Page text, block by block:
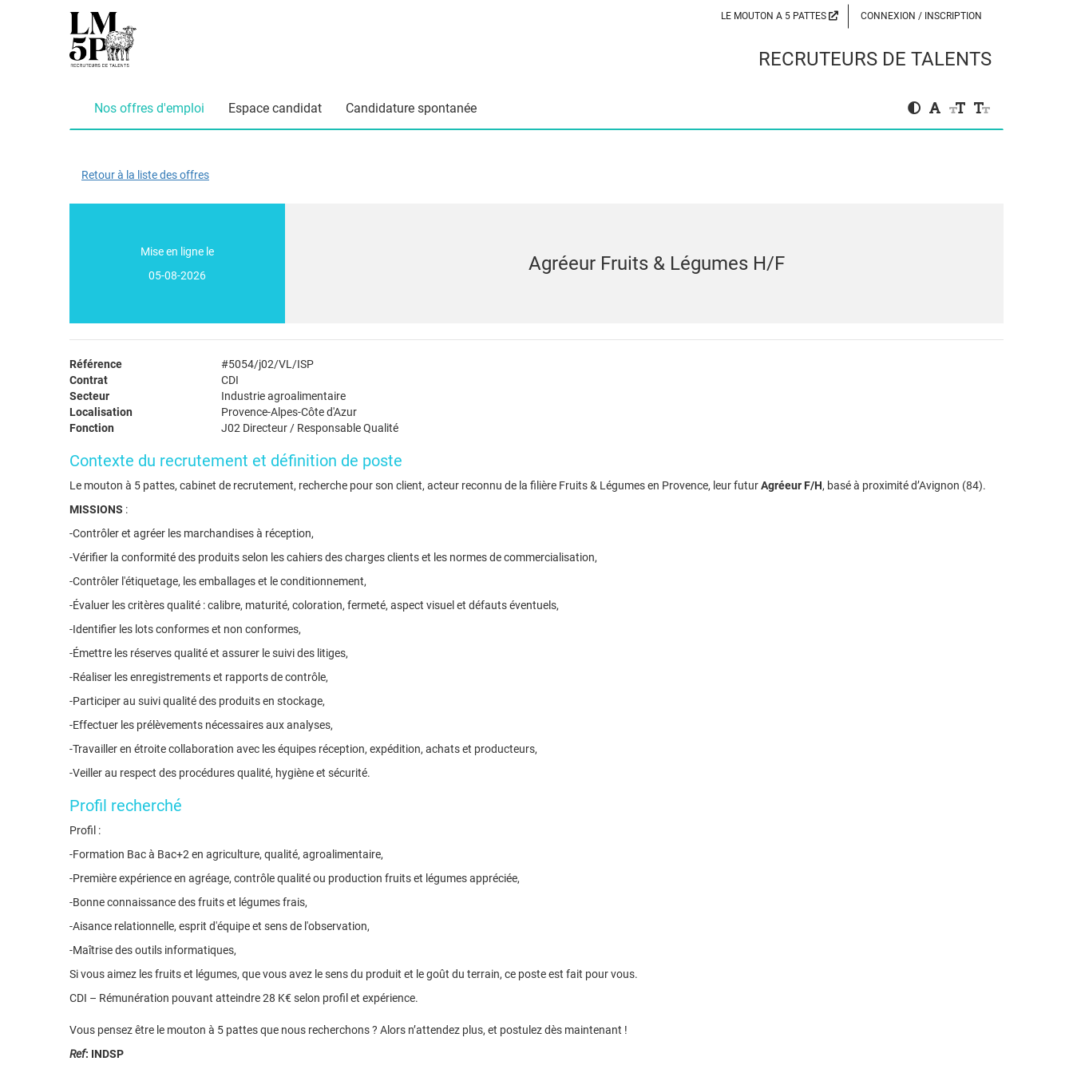
LE MOUTON A 5 PATTES CONNEXION / INSCRIPTION
RECRUTEURS DE TALENTS
Nos offres d'emploi Espace candidat Candidature spontanée
Retour à la liste des offres
Mise en ligne le
05-08-2026
Agréeur Fruits & Légumes H/F
Référence
#5054/j02/VL/ISP
Contrat
CDI
Secteur
Industrie agroalimentaire
Localisation
Provence-Alpes-Côte d'Azur
Fonction
J02 Directeur / Responsable Qualité
Contexte du recrutement et définition de poste
Le mouton à 5 pattes, cabinet de recrutement, recherche pour son client, acteur reconnu de la filière Fruits & Légumes en Provence, leur futurAgréeur F/H, basé à proximité d’Avignon (84).
MISSIONS :
-Contrôler et agréer les marchandises à réception,
-Vérifier la conformité des produits selon les cahiers des charges clients et les normes de commercialisation,
-Contrôler l'étiquetage, les emballages et le conditionnement,
-Évaluer les critères qualité : calibre, maturité, coloration, fermeté, aspect visuel et défauts éventuels,
-Identifier les lots conformes et non conformes,
-Émettre les réserves qualité et assurer le suivi des litiges,
-Réaliser les enregistrements et rapports de contrôle,
-Participer au suivi qualité des produits en stockage,
-Effectuer les prélèvements nécessaires aux analyses,
-Travailler en étroite collaboration avec les équipes réception, expédition, achats et producteurs,
-Veiller au respect des procédures qualité, hygiène et sécurité.
Profil recherché
Profil :
-Formation Bac à Bac+2 en agriculture, qualité, agroalimentaire,
-Première expérience en agréage, contrôle qualité ou production fruits et légumes appréciée,
-Bonne connaissance des fruits et légumes frais,
-Aisance relationnelle, esprit d'équipe et sens de l'observation,
-Maîtrise des outils informatiques,
Si vous aimez les fruits et légumes, que vous avez le sens du produit et le goût du terrain, ce poste est fait pour vous.
CDI – Rémunération pouvant atteindre 28 K€ selon profil et expérience.
Vous pensez être le mouton à 5 pattes que nous recherchons ? Alors n’attendez plus, et postulez dès maintenant !
Ref: INDSP